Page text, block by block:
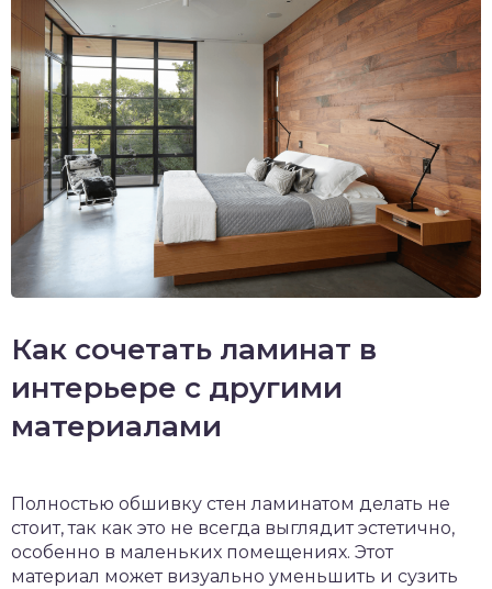
Как сочетать ламинат в
интерьере с другими
материалами
Полностью обшивку стен ламинатом делать не
стоит, так как это не всегда выглядит эстетично,
особенно в маленьких помещениях. Этот
материал может визуально уменьшить и сузить